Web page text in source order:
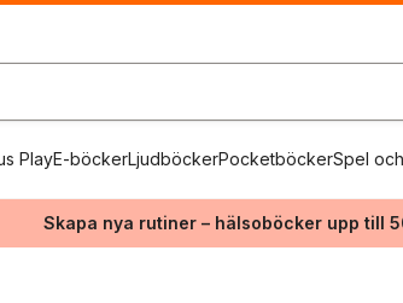
PlayE-böckerLjudböckerPocketböckerSpel
Skapa nya rutiner – hälsoböcker upp till